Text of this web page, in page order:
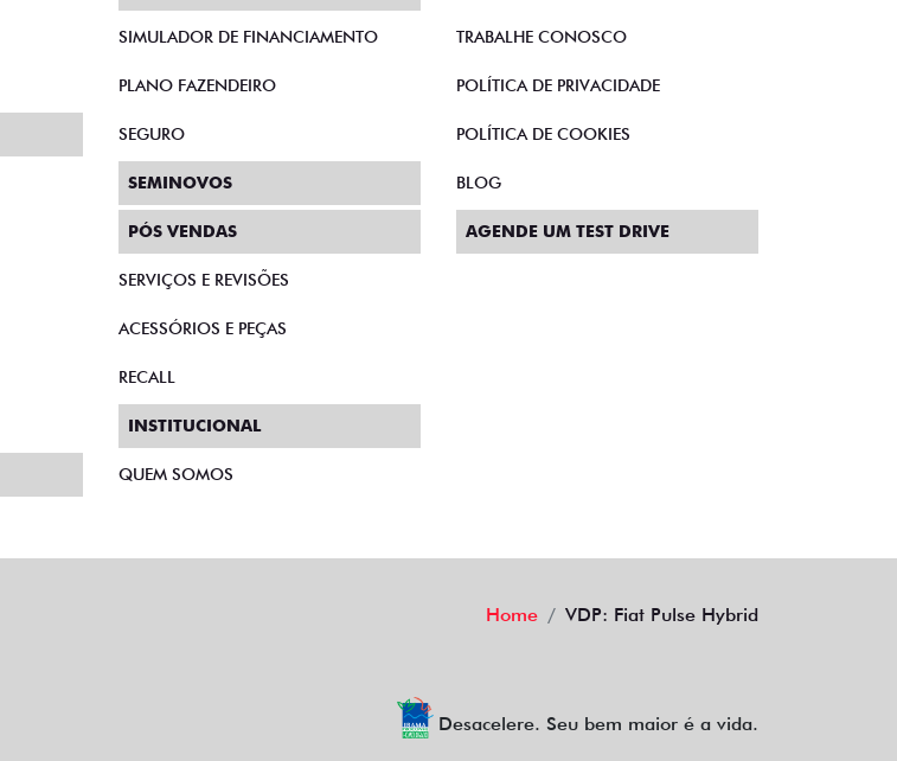
SIMULADOR DE FINANCIAMENTO
PLANO FAZENDEIRO
SEGURO
SEMINOVOS
PÓS VENDAS
SERVIÇOS E REVISÕES
ACESSÓRIOS E PEÇAS
RECALL
INSTITUCIONAL
QUEM SOMOS
TRABALHE CONOSCO
POLÍTICA DE PRIVACIDADE
POLÍTICA DE COOKIES
BLOG
AGENDE UM TEST DRIVE
Home VDP: Fiat Pulse Hybrid
Desacelere. Seu bem maior é a vida.